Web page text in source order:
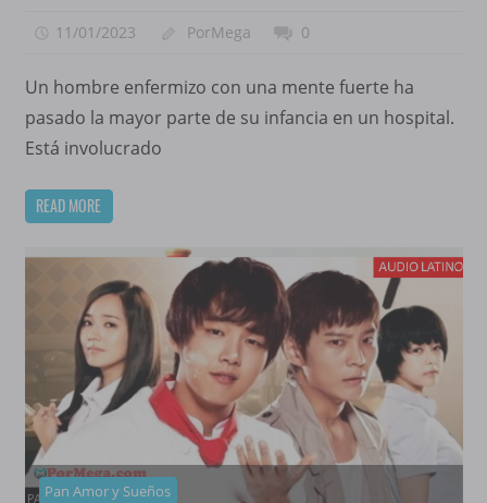
11/01/2023 PorMega 0
Un hombre enfermizo con una mente fuerte ha
pasado la mayor parte de su infancia en un hospital.
Está involucrado
READ MORE
Pan Amor y Sueños